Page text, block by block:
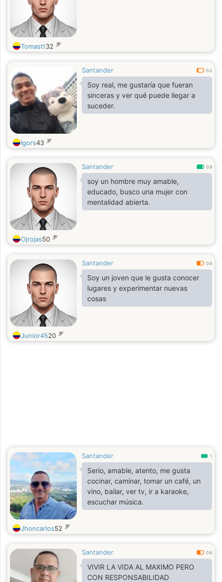
Tomastt32 岁
Santander 0.2
Soy real, me gustaría que fueran
sinceras y ver qué puede llegar a
suceder.
Igors43 岁
Santander 0.8
soy un hombre muy amable,
educado, busco una mujer con
mentalidad abierta.
Ojrojas50 岁
Santander 0.6
Soy un joven que le gusta conocer
lugares y experimentar nuevas
cosas
Junior4520 岁
Santander 1
Serio, amable, atento, me gusta
cocinar, caminar, tomar un café, un
vino, bailar, ver tv, ir a karaoke,
escuchar música.
Jhoncarlos52 岁
Santander 0.6
VIVIR LA VIDA AL MAXIMO PERO
CON RESPONSABILIDAD